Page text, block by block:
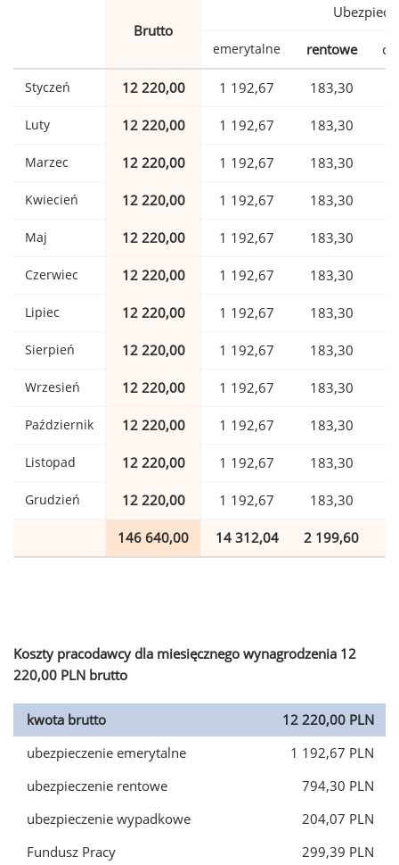
Brutto
emerytalne rentowe
Styczeń 12 220,00 1 192,67 183,30
Luty 12 220,00 1 192,67 183,30
Marzec 12 220,00 1 192,67 183,30
Kwiecień 12 220,00 1 192,67 183,30
Maj 12 220,00 1 192,67 183,30
Czerwiec 12 220,00 1 192,67 183,30
Lipiec 12 220,00 1 192,67 183,30
Sierpień 12 220,00 1 192,67 183,30
Wrzesień 12 220,00 1 192,67 183,30
Październik 12 220,00 1 192,67 183,30
Listopad 12 220,00 1 192,67 183,30
Grudzień 12 220,00 1 192,67 183,30
146 640,00 14 312,04 2 199,60
Koszty pracodawcy dla miesięcznego wynagrodzenia 12
220,00 PLN brutto
kwota brutto
12 220,00 PLN
ubezpieczenie emerytalne
1 192,67 PLN
ubezpieczenie rentowe
794,30 PLN
ubezpieczenie wypadkowe
204,07 PLN
Fundusz Pracy
299,39 PLN